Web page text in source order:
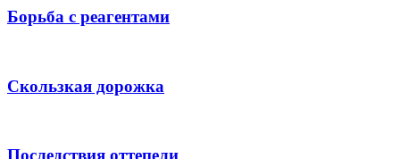
Борьба с реагентами
Скользкая дорожка
Последствия оттепели